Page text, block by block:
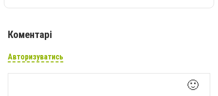
Коментарі
Авторизуватись
🙂